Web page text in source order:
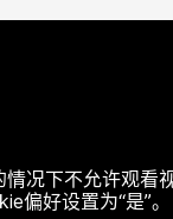
况下不允许观看
偏好设置为“是”。